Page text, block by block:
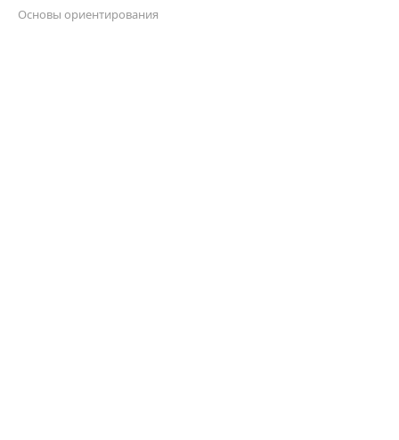
Основы ориентирования